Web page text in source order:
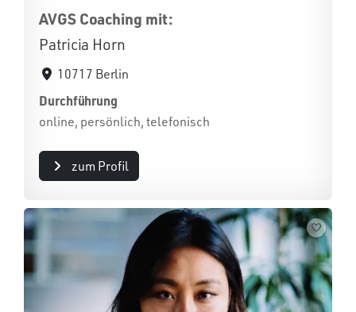
AVGS Coaching mit:
Patricia Horn
10717 Berlin
Durchführung
online, persönlich, telefonisch
zum Profil